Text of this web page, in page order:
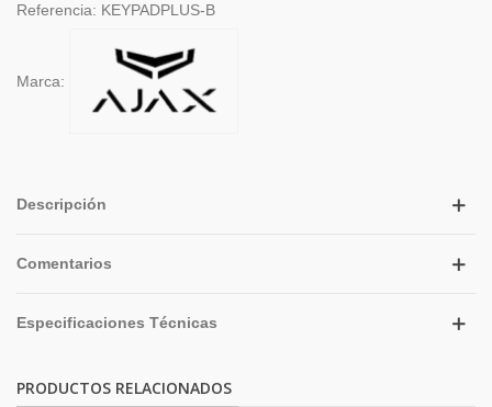
Referencia: KEYPADPLUS-B
Marca:
Descripción
Comentarios
Especificaciones Técnicas
PRODUCTOS RELACIONADOS